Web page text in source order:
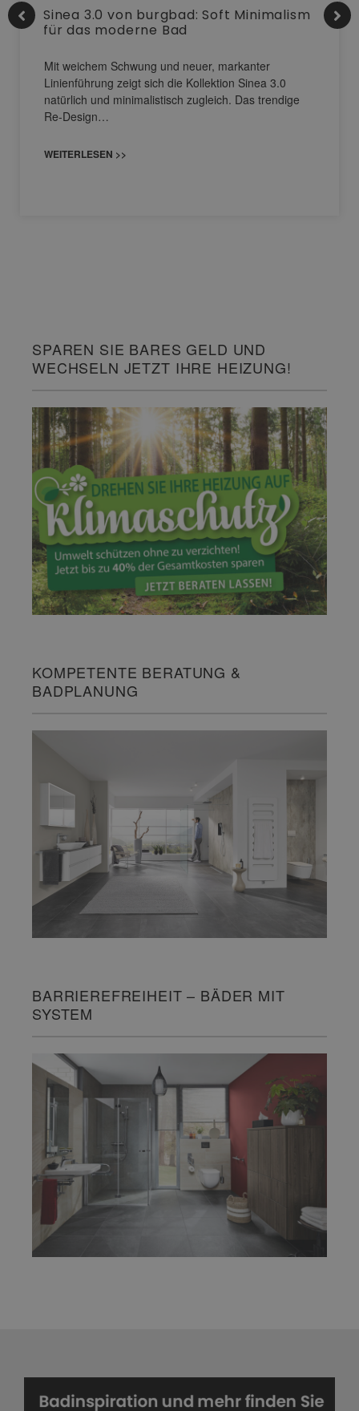
Sinea 3.0 von burgbad: Soft Minimalism
für das moderne Bad
Mit weichem Schwung und neuer, markanter
Linienführung zeigt sich die Kollektion Sinea 3.0
natürlich und minimalistisch zugleich. Das trendige
Re-Design…
WEITERLESEN >>
SPAREN SIE BARES GELD UND
WECHSELN JETZT IHRE HEIZUNG!
KOMPETENTE BERATUNG &
BADPLANUNG
BARRIEREFREIHEIT – BÄDER MIT
SYSTEM